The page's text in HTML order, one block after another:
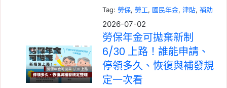
Tag:勞保, 勞工, 國民年金, 津貼, 補助
2026-07-02
勞保年金可拋棄新制
6/30 上路！誰能申請、
停領多久、恢復與補發規
定一次看